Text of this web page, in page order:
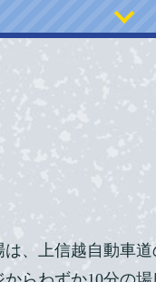
、上信越自動車